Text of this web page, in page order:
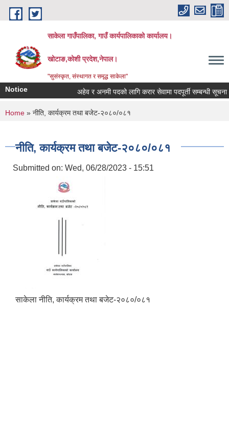
Skip to main content
साकेला गाउँपालिका, गाउँ कार्यपालिकाको कार्यालय।
खोटाङ,कोशी प्रदेश,नेपाल।
"सुसंस्कृत, संस्थागत र समृद्ध साकेला"
Notice अहेव र अनमी पदको लागि करार सेवामा पदपूर्ती सम्बन्धी सूचना
You are here
Home » नीति, कार्यक्रम तथा बजेट-२०८०/०८१
नीति, कार्यक्रम तथा बजेट-२०८०/०८१
Submitted on: Wed, 06/28/2023 - 15:51
साकेला नीति, कार्यक्रम तथा बजेट-२०८०/०८१